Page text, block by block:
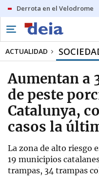
Derrota en el Velodrome
ACTUALIDAD
Aumentan a
de peste
Catalunya,
casos la
La zona de alto riesgo
19 municipios
trampas, 34 trampas